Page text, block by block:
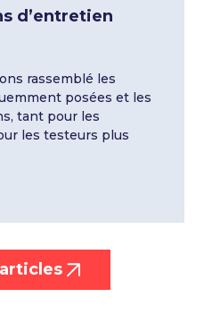
d’entretien
rassemblé les
posées et les
tant pour les
les testeurs plus